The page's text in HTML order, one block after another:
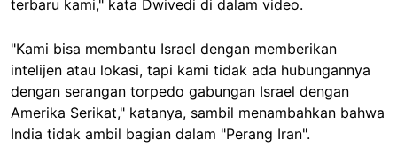
terbaru kami," kata Dwivedi di dalam video.
"Kami bisa membantu Israel dengan memberikan
intelijen atau lokasi, tapi kami tidak ada hubungannya
dengan serangan torpedo gabungan Israel dengan
Amerika Serikat," katanya, sambil menambahkan bahwa
India tidak ambil bagian dalam "Perang Iran".